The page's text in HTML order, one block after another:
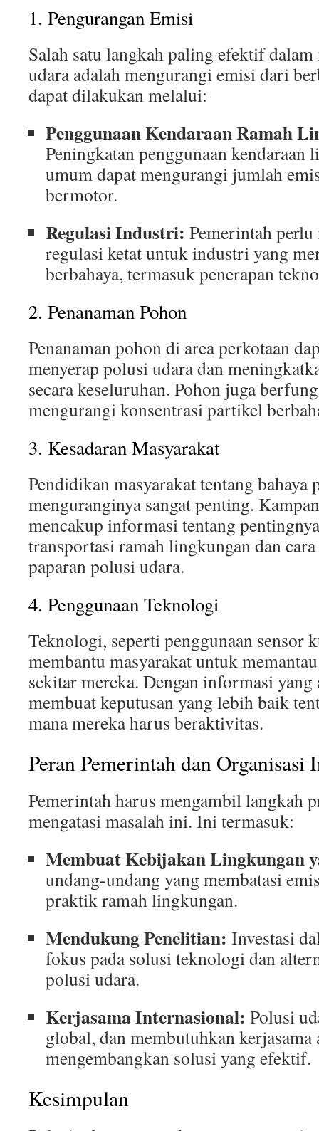
1. Pengurangan Emisi
Salah satu langkah paling efektif
udara adalah mengurangi emisi dari
dapat dilakukan melalui:
Penggunaan Kendaraan Ramah
Peningkatan penggunaan
umum dapat mengurangi jumlah
bermotor.
Regulasi Industri: Pemerintah
regulasi ketat untuk industri yang
berbahaya, termasuk penerapan
2. Penanaman Pohon
Penanaman pohon di area perkotaan
menyerap polusi udara dan
secara keseluruhan. Pohon juga
mengurangi konsentrasi partikel
3. Kesadaran Masyarakat
Pendidikan masyarakat tentang bahaya
menguranginya sangat penting.
mencakup informasi tentang
transportasi ramah lingkungan dan
paparan polusi udara.
4. Penggunaan Teknologi
Teknologi, seperti penggunaan sensor
membantu masyarakat untuk
sekitar mereka. Dengan informasi
membuat keputusan yang lebih baik
mana mereka harus beraktivitas.
Peran Pemerintah dan Organisasi
Pemerintah harus mengambil langkah
mengatasi masalah ini. Ini termasuk:
Membuat Kebijakan Lingkungan
undang-undang yang membatasi
praktik ramah lingkungan.
Mendukung Penelitian: Investasi
fokus pada solusi teknologi dan
polusi udara.
Kerjasama Internasional: Polusi
global, dan membutuhkan kerjasama
mengembangkan solusi yang efektif.
Kesimpulan